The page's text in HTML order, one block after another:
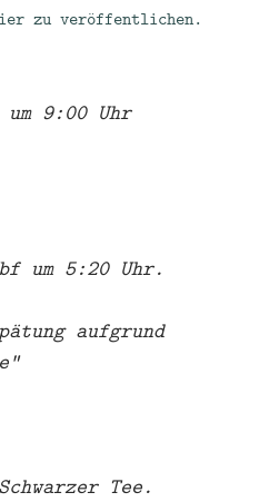
zu veröffentlichen.
9:00 Uhr
um 5:20 Uhr.
aufgrund
Tee.